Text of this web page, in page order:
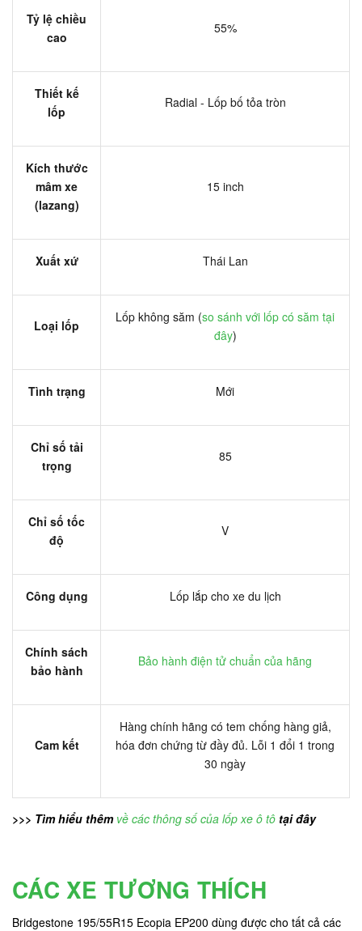
Tỷ lệ chiều
cao
55%
Thiết kế
lốp
Radial - Lốp bố tỏa tròn
Kích thước
mâm xe
(lazang)
15 inch
Xuất xứ Thái Lan
Loại lốp
Lốp không săm (so sánh với lốp có săm tại
đây)
Tình trạng Mới
Chỉ số tải
trọng
85
Chỉ số tốc
độ
V
Công dụng Lốp lắp cho xe du lịch
Chính sách
bảo hành
Bảo hành điện tử chuẩn của hãng
Cam kết
Hàng chính hãng có tem chống hàng giả,
hóa đơn chứng từ đầy đủ. Lỗi 1 đổi 1 trong
30 ngày
>>> Tìm hiểu thêm về các thông số của lốp xe ô tô tại đây
CÁC XE TƯƠNG THÍCH
Bridgestone 195/55R15 Ecopia EP200 dùng được cho tất cả các